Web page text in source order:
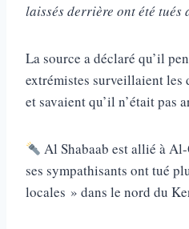
laissés derrière ont été tués
La source a déclaré qu’il
extrémistes surveillaient les
et savaient qu’il n’était pas
Al Shabaab est allié à
ses sympathisants ont tué
locales » dans le nord du